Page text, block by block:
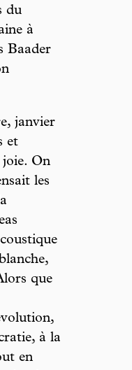
du
à
Baader
janvier
et
joie. On
les
que
à la
en